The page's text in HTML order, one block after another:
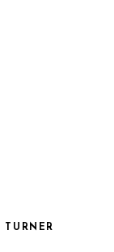
TURNER